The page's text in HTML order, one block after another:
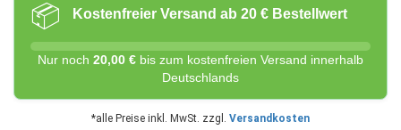
📦 Kostenfreier Versand ab 20 € Bestellwert
Nur noch 20,00 € bis zum kostenfreien Versand innerhalb
Deutschlands
*alle Preise inkl. MwSt. zzgl. Versandkosten